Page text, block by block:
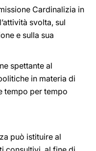
Cardinalizia in
svolta, sul
e sulla sua
spettante al
in materia di
tempo per tempo
può istituire al